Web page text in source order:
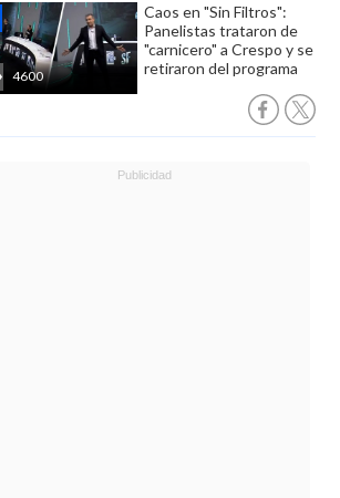
4600
Caos en "Sin Filtros":
Panelistas trataron de
"carnicero" a Crespo y se
retiraron del programa